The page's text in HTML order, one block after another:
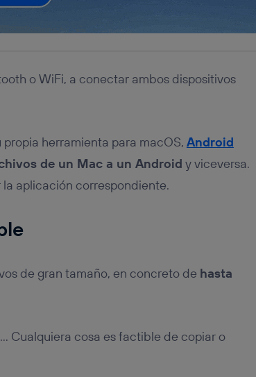
o WiFi, a conectar ambos dispositivos
herramienta para macOS, Android
de un Mac a un Android y viceversa.
la aplicación correspondiente.
de gran tamaño, en concreto de hasta
Cualquiera cosa es factible de copiar o